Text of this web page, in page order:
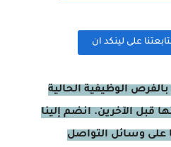
على لينكد ان
الوظيفية الحالية
قبل الآخرين. انضم إلينا
على وسائل التواصل